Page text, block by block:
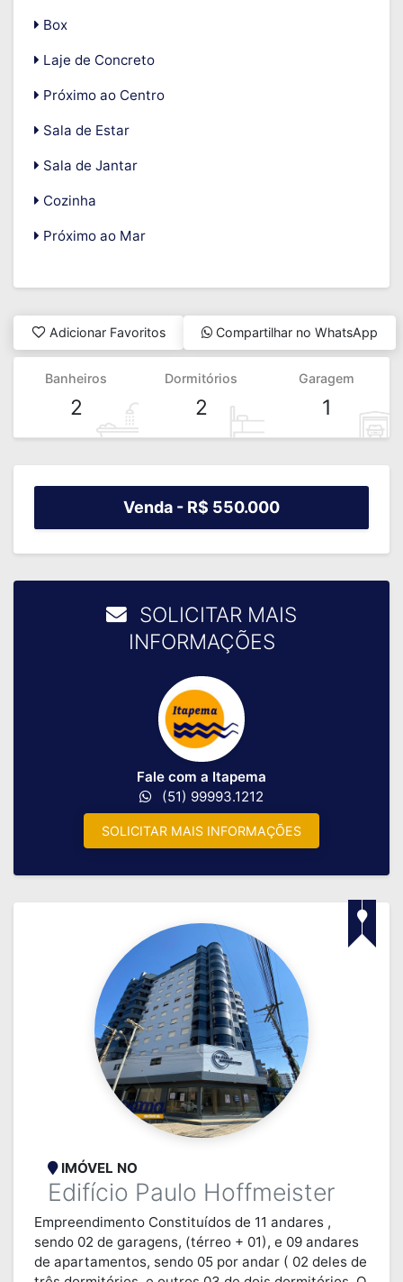
Box
Laje de Concreto
Próximo ao Centro
Sala de Estar
Sala de Jantar
Cozinha
Próximo ao Mar
Adicionar Favoritos Compartilhar no WhatsApp
Banheiros
2
Dormitórios
2
Garagem
1
Venda - R$ 550.000
SOLICITAR MAIS
INFORMAÇÕES
Fale com a Itapema
(51) 99993.1212
SOLICITAR MAIS INFORMAÇÕES
IMÓVEL NO
Edifício Paulo Hoffmeister
Empreendimento Constituídos de 11 andares ,
sendo 02 de garagens, (térreo + 01), e 09 andares
de apartamentos, sendo 05 por andar ( 02 deles de